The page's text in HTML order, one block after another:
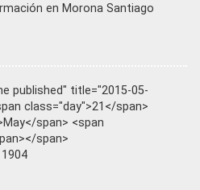
en Morona Santiago
published" title="2015-05-
class="day">21</span>
span> <span
span>